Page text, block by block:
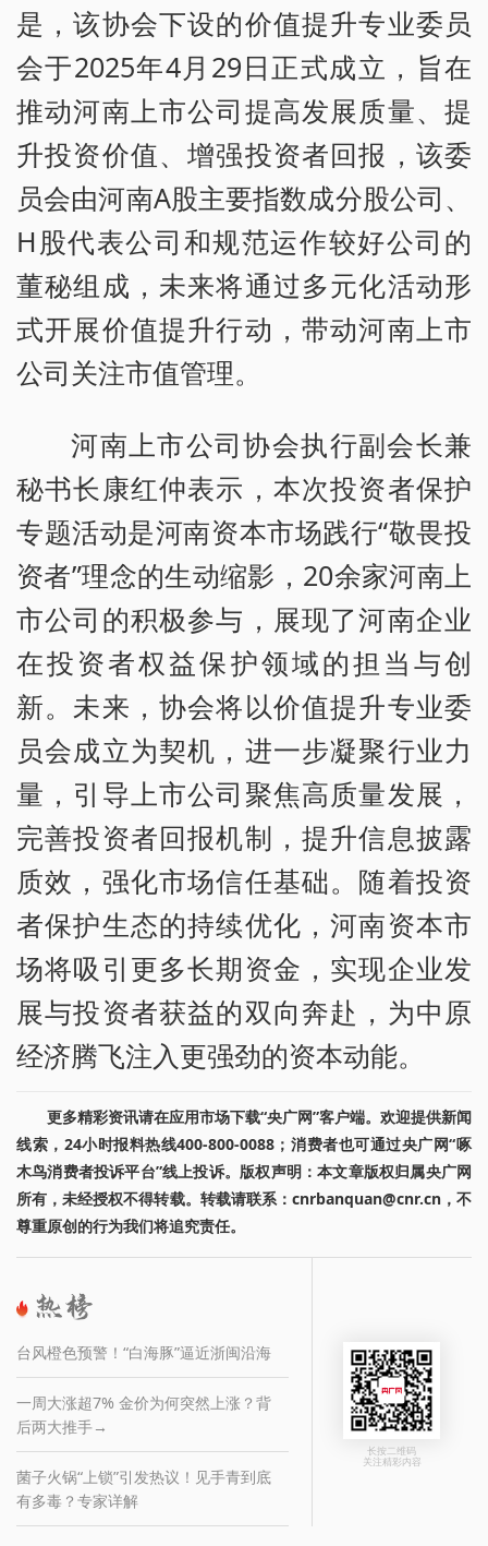
是，该协会下设的价值提升专业委员
会于2025年4月29日正式成立，旨在
推动河南上市公司提高发展质量、提
升投资价值、增强投资者回报，该委
员会由河南A股主要指数成分股公司、
H股代表公司和规范运作较好公司的
董秘组成，未来将通过多元化活动形
式开展价值提升行动，带动河南上市
公司关注市值管理。
河南上市公司协会执行副会长兼
秘书长康红仲表示，本次投资者保护
专题活动是河南资本市场践行“敬畏投
资者”理念的生动缩影，20余家河南上
市公司的积极参与，展现了河南企业
在投资者权益保护领域的担当与创
新。未来，协会将以价值提升专业委
员会成立为契机，进一步凝聚行业力
量，引导上市公司聚焦高质量发展，
完善投资者回报机制，提升信息披露
质效，强化市场信任基础。随着投资
者保护生态的持续优化，河南资本市
场将吸引更多长期资金，实现企业发
展与投资者获益的双向奔赴，为中原
经济腾飞注入更强劲的资本动能。
更多精彩资讯请在应用市场下载“央广网”客户端。欢迎提供新闻
线索，24小时报料热线400-800-0088；消费者也可通过央广网“啄
木鸟消费者投诉平台”线上投诉。版权声明：本文章版权归属央广网
所有，未经授权不得转载。转载请联系：cnrbanquan@cnr.cn，不
尊重原创的行为我们将追究责任。
台风橙色预警！“白海豚”逼近浙闽沿海
一周大涨超7% 金价为何突然上涨？背
后两大推手→
菌子火锅“上锁”引发热议！见手青到底
有多毒？专家详解
长按二维码
关注精彩内容